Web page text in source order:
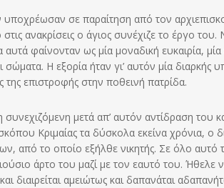
υποχρέωσαν σε παραίτηση από τον
ανακρίσεις ο άγιος συνέχιζε το έργο
φαίνονταν ως μία μοναδική ευκαιρία,
Η εξορία ήταν γι’ αυτόν μία διαρκής
της επιστροφής στην ποθεινή πατρίδα.
μετά απ’ αυτόν αντίδραση του
Κριμαίας τα δύσκολα εκείνα χρόνια, ο
από το οποίο εξήλθε νικητής. Σε όλο αυτό
άρτο του μαζί με τον εαυτό του. Ήθελε
και διαιρείται αμειώτως και δαπανάται